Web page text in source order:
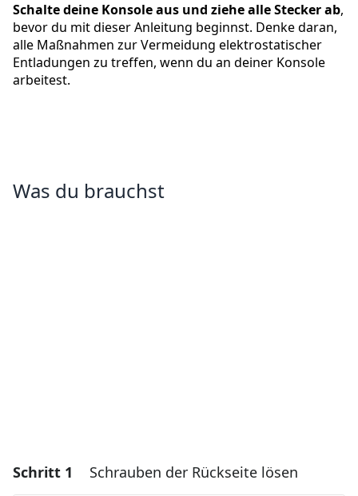
Schalte deine Konsole aus und ziehe alle Stecker ab,
bevor du mit dieser Anleitung beginnst. Denke daran,
alle Maßnahmen zur Vermeidung elektrostatischer
Entladungen zu treffen, wenn du an deiner Konsole
arbeitest.
Was du brauchst
Schritt 1 Schrauben der Rückseite lösen